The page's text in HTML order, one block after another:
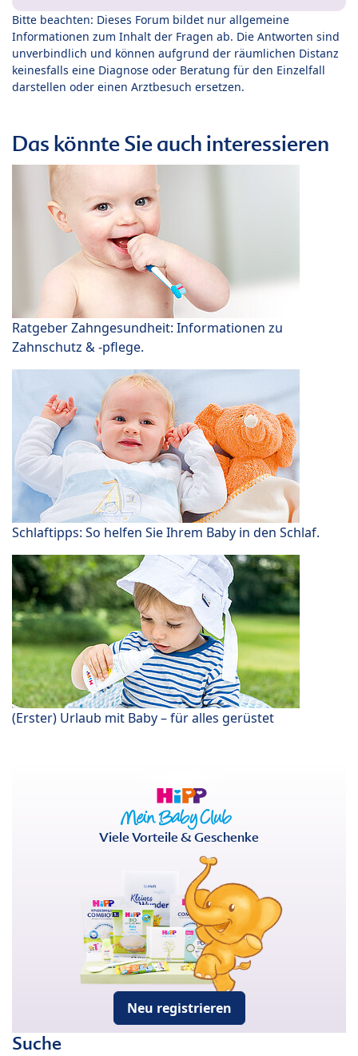
Bitte beachten: Dieses Forum bildet nur allgemeine
Informationen zum Inhalt der Fragen ab. Die Antworten sind
unverbindlich und können aufgrund der räumlichen Distanz
keinesfalls eine Diagnose oder Beratung für den Einzelfall
darstellen oder einen Arztbesuch ersetzen.
Das könnte Sie auch interessieren
Ratgeber Zahngesundheit: Informationen zu
Zahnschutz & -pflege.
Schlaftipps: So helfen Sie Ihrem Baby in den Schlaf.
(Erster) Urlaub mit Baby – für alles gerüstet
Viele Vorteile & Geschenke
Neu registrieren
Suche